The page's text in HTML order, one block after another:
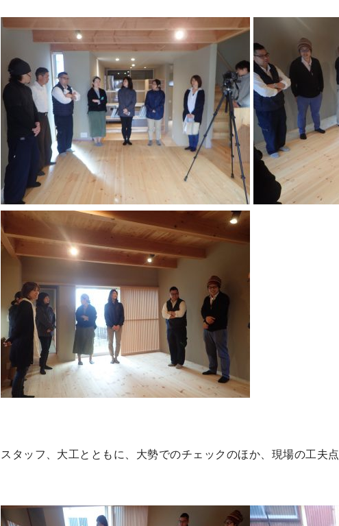
スタッフ、大工とともに、大勢でのチェックのほか、現場の工夫